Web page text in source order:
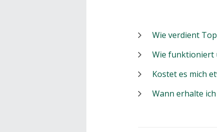
Wie verdient
Wie funktioniert
Kostet es mich
Wann erhalte